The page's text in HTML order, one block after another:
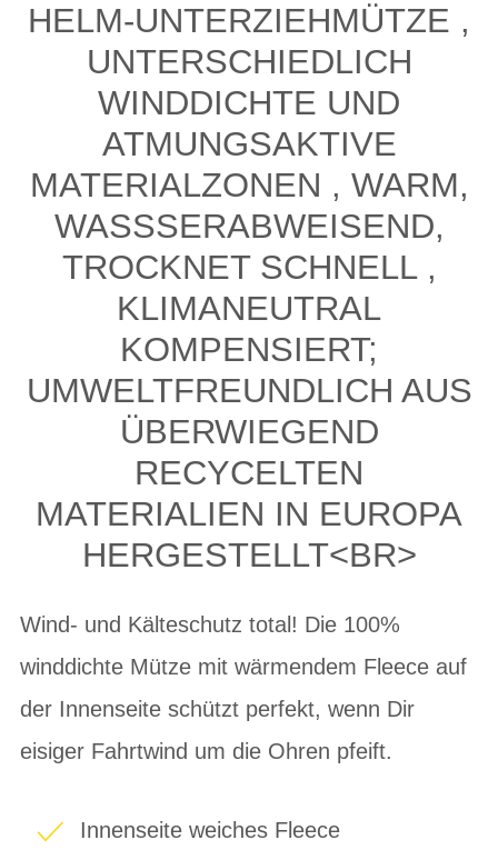
HELM-UNTERZIEHMÜTZE ,
UNTERSCHIEDLICH
WINDDICHTE UND
ATMUNGSAKTIVE
MATERIALZONEN , WARM,
WASSSERABWEISEND,
TROCKNET SCHNELL ,
KLIMANEUTRAL
KOMPENSIERT;
UMWELTFREUNDLICH AUS
ÜBERWIEGEND
RECYCELTEN
MATERIALIEN IN EUROPA
HERGESTELLT<BR>
Wind- und Kälteschutz total! Die 100%
winddichte Mütze mit wärmendem Fleece auf
der Innenseite schützt perfekt, wenn Dir
eisiger Fahrtwind um die Ohren pfeift.
Innenseite weiches Fleece